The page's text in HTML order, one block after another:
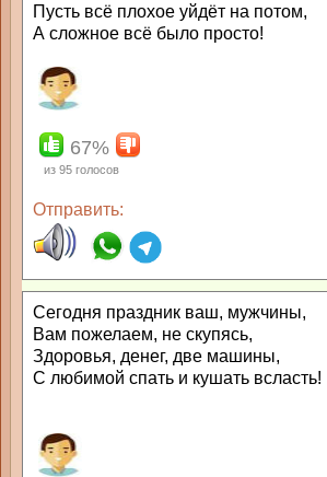
Пусть всё плохое уйдёт на потом,
А сложное всё было просто!
67%
из 95 голосов
Отправить:
Сегодня праздник ваш, мужчины,
Вам пожелаем, не скупясь,
Здоровья, денег, две машины,
С любимой спать и кушать всласть!